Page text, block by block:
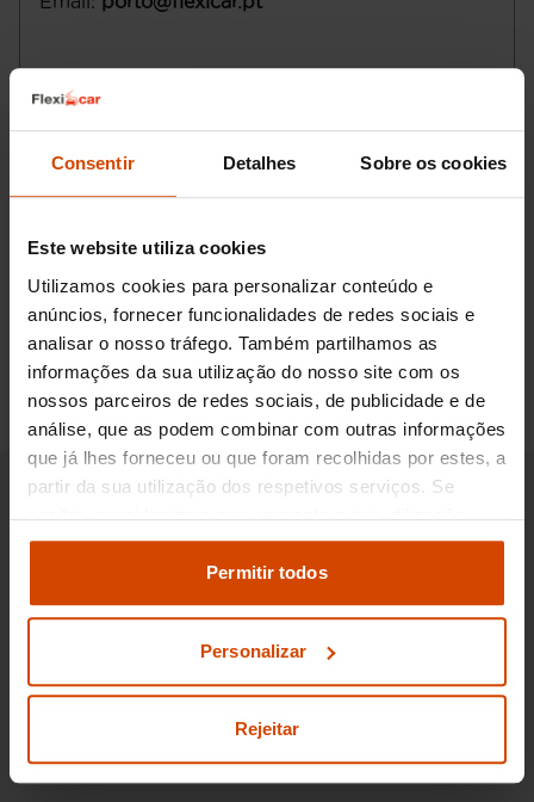
Consentir Detalhes Sobre os cookies
Este website utiliza cookies
Utilizamos cookies para personalizar conteúdo e
anúncios, fornecer funcionalidades de redes sociais e
analisar o nosso tráfego. Também partilhamos as
informações da sua utilização do nosso site com os
nossos parceiros de redes sociais, de publicidade e de
análise, que as podem combinar com outras informações
que já lhes forneceu ou que foram recolhidas por estes, a
partir da sua utilização dos respetivos serviços. Se
aceitar, consideramos que consente a sua utilização.
Pode modificar as suas opções de consentimento e
definições de cookies
definições e saber mais na nossapolítica de
Permitir todos
Personalizar
Rejeitar
Pedir informações
800 100 010
Chamada grátis para rede nacional fixa ou móvel